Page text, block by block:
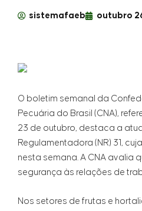
sistemafaeb outubro
O boletim semanal da
Pecuária do Brasil (CNA),
23 de outubro, destaca a
Regulamentadora (NR) 31,
nesta semana. A CNA avalia
segurança às relações de
Nos setores de frutas e